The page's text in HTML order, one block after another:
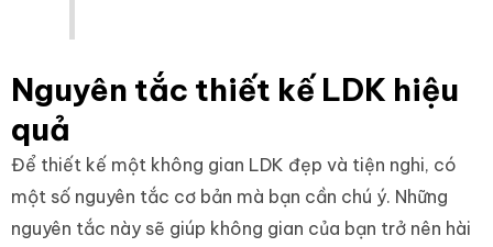
Nguyên tắc thiết kế LDK hiệu
quả
Để thiết kế một không gian LDK đẹp và tiện nghi, có
một số nguyên tắc cơ bản mà bạn cần chú ý. Những
nguyên tắc này sẽ giúp không gian của bạn trở nên hài